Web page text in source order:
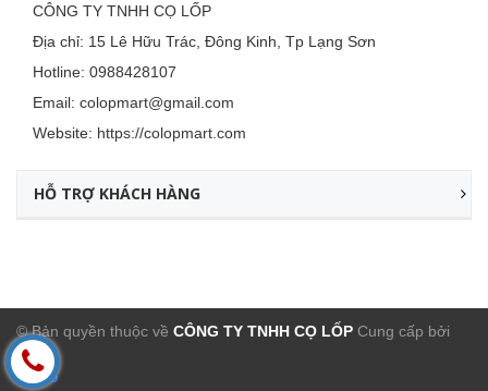
CÔNG TY TNHH CỌ LỐP
Địa chỉ: 15 Lê Hữu Trác, Đông Kinh, Tp Lạng Sơn
Hotline: 0988428107
Email: colopmart@gmail.com
Website: https://colopmart.com
HỖ TRỢ KHÁCH HÀNG
© Bản quyền thuộc về CÔNG TY TNHH CỌ LỐP Cung cấp bởi
Sapo